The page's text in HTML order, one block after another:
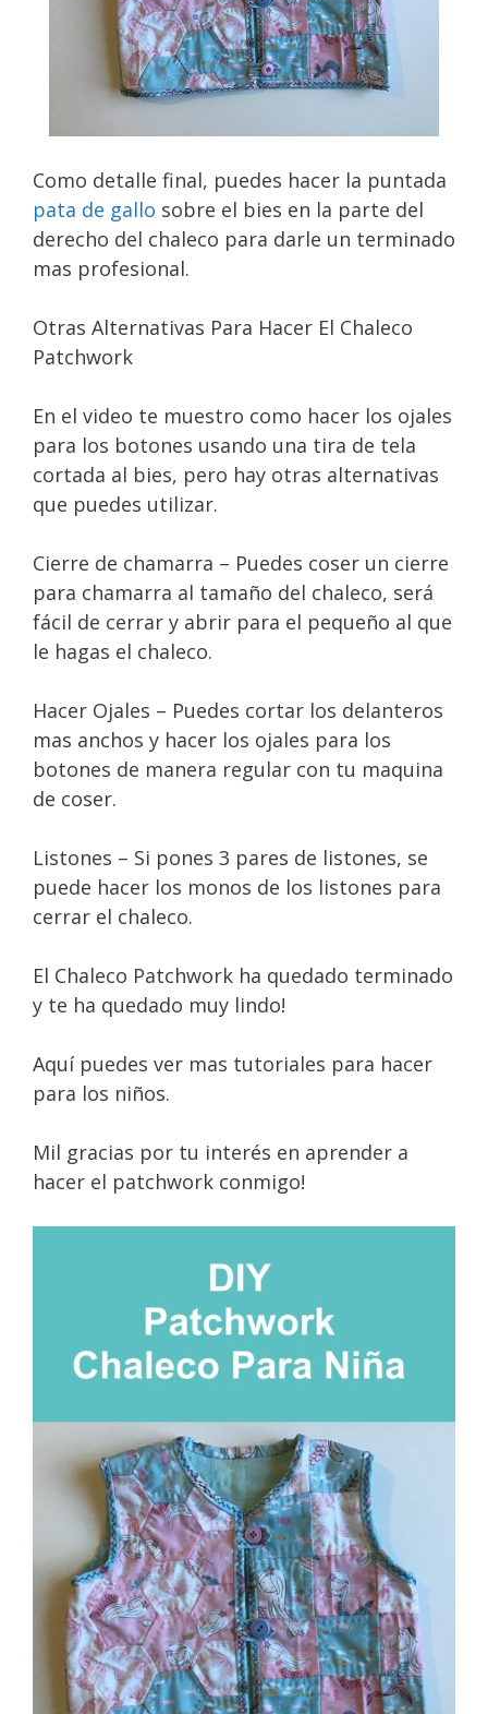
Como detalle final, puedes hacer la puntada
pata de gallo sobre el bies en la parte del
derecho del chaleco para darle un terminado
mas profesional.
Otras Alternativas Para Hacer El Chaleco
Patchwork
En el video te muestro como hacer los ojales
para los botones usando una tira de tela
cortada al bies, pero hay otras alternativas
que puedes utilizar.
Cierre de chamarra – Puedes coser un cierre
para chamarra al tamaño del chaleco, será
fácil de cerrar y abrir para el pequeño al que
le hagas el chaleco.
Hacer Ojales – Puedes cortar los delanteros
mas anchos y hacer los ojales para los
botones de manera regular con tu maquina
de coser.
Listones – Si pones 3 pares de listones, se
puede hacer los monos de los listones para
cerrar el chaleco.
El Chaleco Patchwork ha quedado terminado
y te ha quedado muy lindo!
Aquí puedes ver mas tutoriales para hacer
para los niños.
Mil gracias por tu interés en aprender a
hacer el patchwork conmigo!